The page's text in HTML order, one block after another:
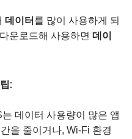
데이터 를 많이 사용하게 되
운로드해 사용하면 데이
:
는 데이터 사용량이 많은 앱
을 줄이거나, Wi-Fi 환경